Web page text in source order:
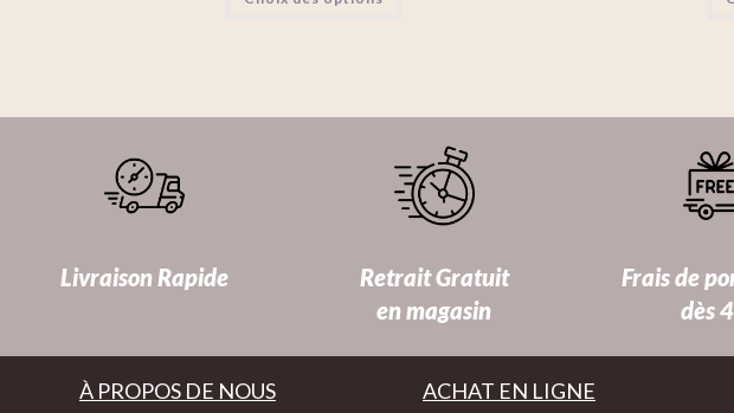
Livraison Rapide
Retrait Gratuit
en magasin
Frais de
dès
À PROPOS DE NOUS ACHAT EN LIGNE